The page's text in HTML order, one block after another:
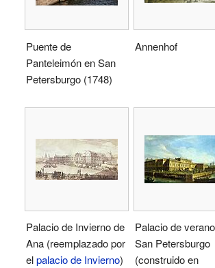
Puente de
Panteleimón en San
Petersburgo (1748)
Annenhof
Palacio de Invierno de
Ana (reemplazado por
elpalacio de Invierno)
Palacio de
San Petersburgo
(construido en